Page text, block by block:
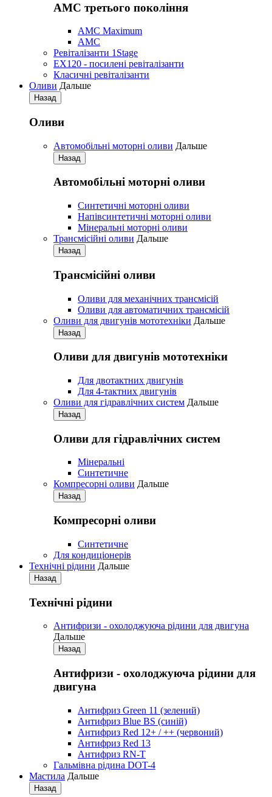
АМС третього покоління
AMC Maximum
AMC
Ревіталізанти 1Stage
EX120 - посилені ревіталізанти
Класичні ревіталізанти
Оливи Дальше
Назад
Оливи
Автомобільні моторні оливи Дальше
Назад
Автомобільні моторні оливи
Синтетичні моторні оливи
Напівсинтетичні моторні оливи
Мінеральні моторні оливи
Трансмісійні оливи Дальше
Назад
Трансмісійні оливи
Оливи для механічних трансмісій
Оливи для автоматичних трансмісій
Оливи для двигунів мототехніки Дальше
Назад
Оливи для двигунів мототехніки
Для двотактних двигунів
Для 4-тактних двигунів
Оливи для гідравлічних систем Дальше
Назад
Оливи для гідравлічних систем
Мінеральні
Синтетичне
Компресорні оливи Дальше
Назад
Компресорні оливи
Синтетичне
Для кондиціонерів
Технічні рідини Дальше
Назад
Технічні рідини
Антифризи - охолоджуюча рідини для двигуна
Дальше
Назад
Антифризи - охолоджуюча рідини для
двигуна
Антифриз Green 11 (зелений)
Антифриз Blue BS (синій)
Антифриз Red 12+ / ++ (червоний)
Антифриз Red 13
Антифриз RN-T
Гальмівна рідина DOT-4
Мастила Дальше
Назад